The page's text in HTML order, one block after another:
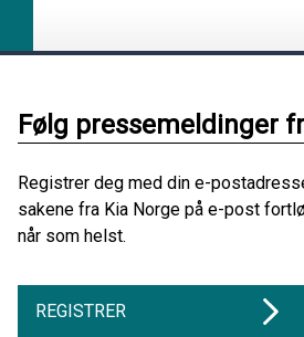
Følg pressemeldinger
Registrer deg med din e-
sakene fra Kia Norge på e-post
når som helst.
REGISTRER